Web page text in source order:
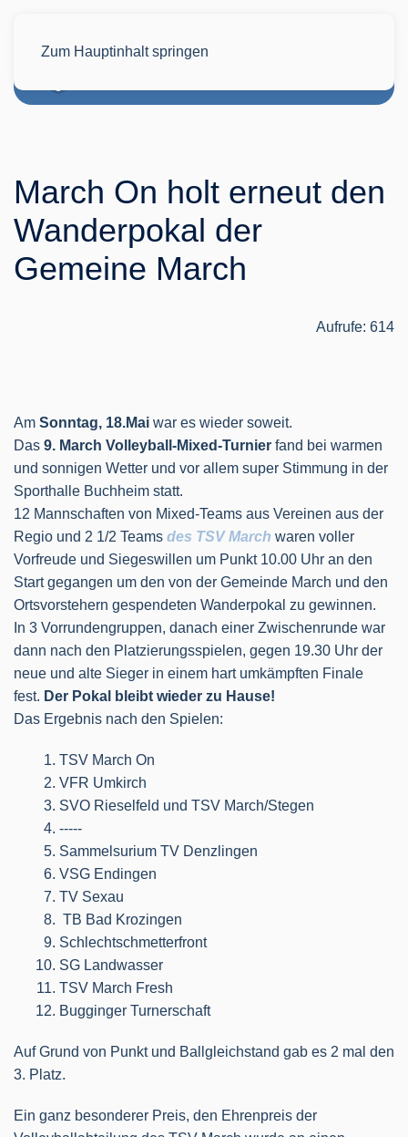
Zum Hauptinhalt springen
March On holt erneut den
Wanderpokal der
Gemeine March
Aufrufe: 614
Am Sonntag, 18.Mai war es wieder soweit.
Das 9. March Volleyball-Mixed-Turnier fand bei warmen
und sonnigen Wetter und vor allem super Stimmung in der
Sporthalle Buchheim statt.
12 Mannschaften von Mixed-Teams aus Vereinen aus der
Regio und 2 1/2 Teams des TSV March waren voller
Vorfreude und Siegeswillen um Punkt 10.00 Uhr an den
Start gegangen um den von der Gemeinde March und den
Ortsvorstehern gespendeten Wanderpokal zu gewinnen.
In 3 Vorrundengruppen, danach einer Zwischenrunde war
dann nach den Platzierungsspielen, gegen 19.30 Uhr der
neue und alte Sieger in einem hart umkämpften Finale
fest. Der Pokal bleibt wieder zu Hause!
Das Ergebnis nach den Spielen:
TSV March On
VFR Umkirch
SVO Rieselfeld und TSV March/Stegen
-----
Sammelsurium TV Denzlingen
VSG Endingen
TV Sexau
TB Bad Krozingen
Schlechtschmetterfront
SG Landwasser
TSV March Fresh
Bugginger Turnerschaft
Auf Grund von Punkt und Ballgleichstand gab es 2 mal den
3. Platz.
Ein ganz besonderer Preis, den Ehrenpreis der